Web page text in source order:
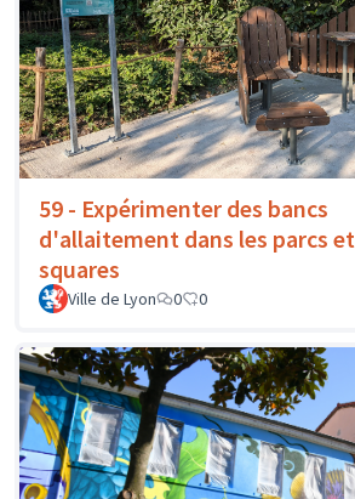
59 - Expérimenter des bancs
d'allaitement dans les parcs et
squares
Ville de Lyon 0 0